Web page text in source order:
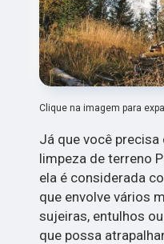
Clique na imagem para
Já que você
limpeza de terreno
ela é considerada
que envolve vários
sujeiras, entulhos
que possa